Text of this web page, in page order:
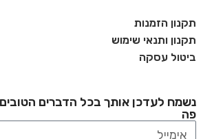
תקנון הזמנות
תקנון ותנאי שימוש
ביטול עסקה
נשמח לעדכן אותך בכל הדברים
פה